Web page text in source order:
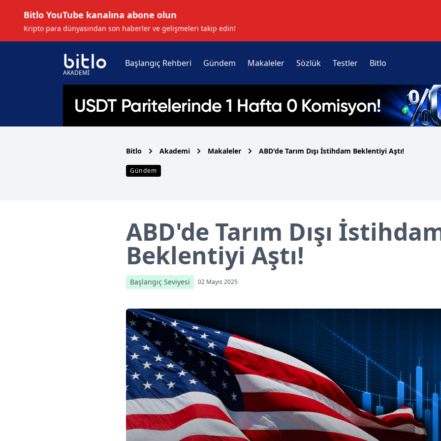
Bitlo YouTube kanalına abone olun
Kripto para dünyasından son haberler ve gelişmeleri takip edin!
AKADEMİ
Başlangıç Rehberi Gündem Makaleler Sözlük Testler Bitlo
Bitlo Akademi Makaleler ABD'de Tarım Dışı İstihdam Beklentiyi Aştı!
Gündem
ABD'de Tarım Dışı
Beklentiyi Aştı!
Başlangıç Seviyesi 02 Mayıs 2025